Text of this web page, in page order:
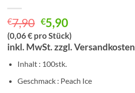
€7,90 Ursprünglicher
Preis
war:
€5,90Aktueller
Preis
ist:
(0,06 € pro Stück)
inkl. MwSt. zzgl. Versandkosten
Inhalt : 100stk.
Geschmack : Peach Ice